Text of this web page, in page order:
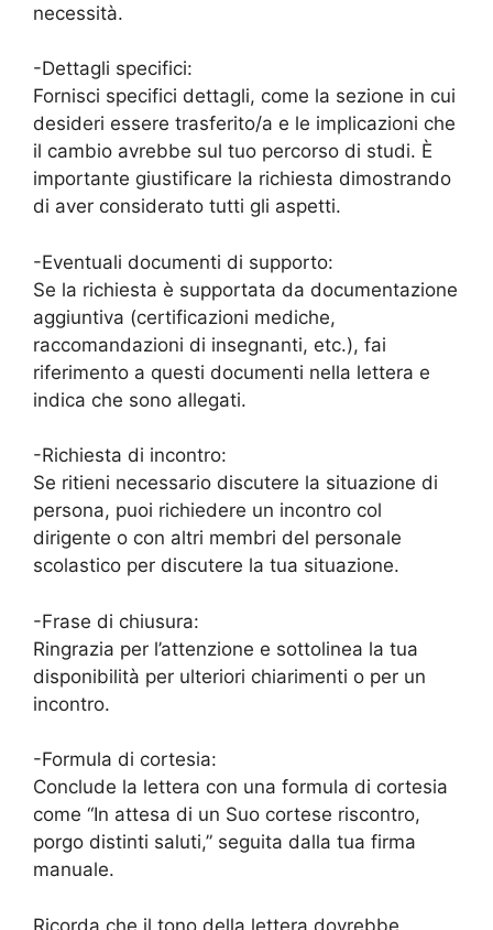
necessità.
-Dettagli specifici:
Fornisci specifici dettagli, come la sezione in cui
desideri essere trasferito/a e le implicazioni che
il cambio avrebbe sul tuo percorso di studi. È
importante giustificare la richiesta dimostrando
di aver considerato tutti gli aspetti.
-Eventuali documenti di supporto:
Se la richiesta è supportata da documentazione
aggiuntiva (certificazioni mediche,
raccomandazioni di insegnanti, etc.), fai
riferimento a questi documenti nella lettera e
indica che sono allegati.
-Richiesta di incontro:
Se ritieni necessario discutere la situazione di
persona, puoi richiedere un incontro col
dirigente o con altri membri del personale
scolastico per discutere la tua situazione.
-Frase di chiusura:
Ringrazia per l’attenzione e sottolinea la tua
disponibilità per ulteriori chiarimenti o per un
incontro.
-Formula di cortesia:
Conclude la lettera con una formula di cortesia
come “In attesa di un Suo cortese riscontro,
porgo distinti saluti,” seguita dalla tua firma
manuale.
Ricorda che il tono della lettera dovrebbe